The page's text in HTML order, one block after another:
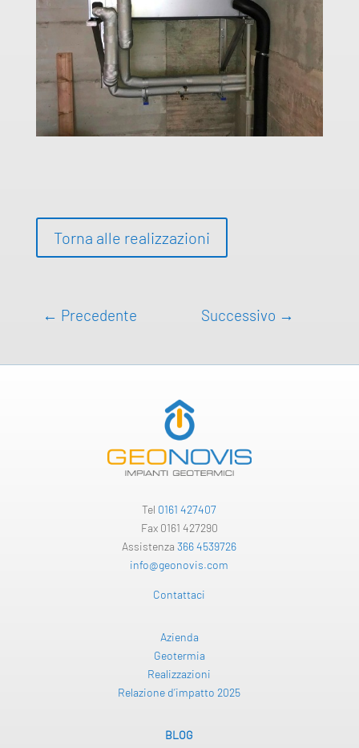
Torna alle realizzazioni
← Precedente Successivo →
Tel 0161 427407
Fax 0161 427290
Assistenza366 4539726
info@geonovis.com
Contattaci
Azienda
Geotermia
Realizzazioni
Relazione d’impatto 2025
BLOG